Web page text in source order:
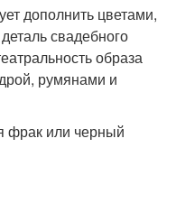
дополнить цветами,
свадебного
образа
румянами и
фрак или черный